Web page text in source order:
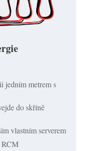
jedním metrem s
do skříně
vlastním serverem